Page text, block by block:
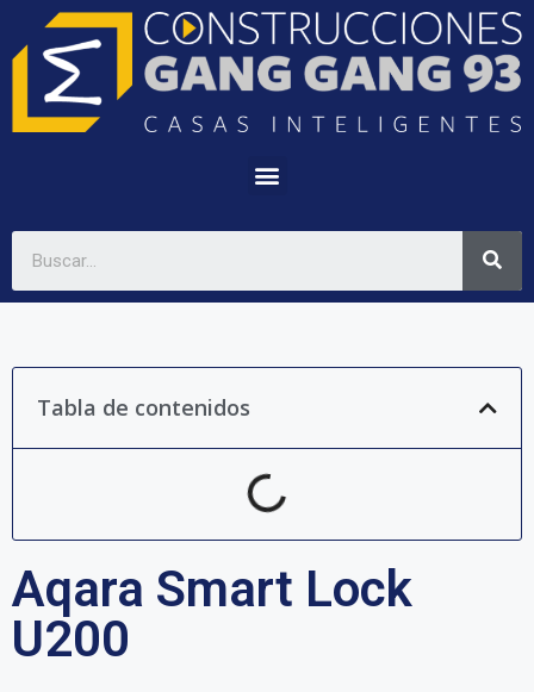
Tabla de contenidos
Aqara Smart Lock
U200